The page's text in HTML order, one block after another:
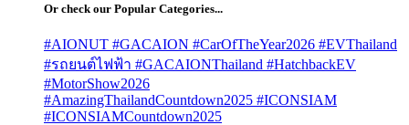
Or check our Popular Categories...
#AIONUT #GACAION #CarOfTheYear2026 #EVThailand
#รถยนต์ไฟฟ้า #GACAIONThailand #HatchbackEV
#MotorShow2026
#AmazingThailandCountdown2025 #ICONSIAM
#ICONSIAMCountdown2025